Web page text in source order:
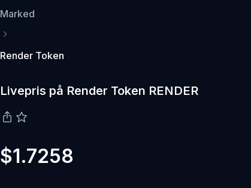
Marked
Render Token
Livepris på Render Token RENDER
$1.7258